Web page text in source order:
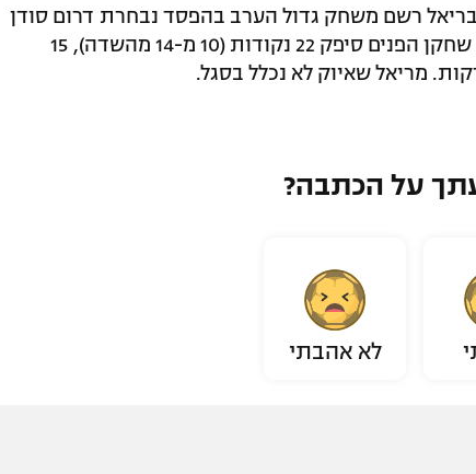
גבריאל רשם משחק גדול הערב בהפסד נבחרת דרום סודן
76:69 לקונגו במוקדמות אליפות אפריקה. שחקן הפנים סיפק 22 נקודות (10 מ-14 מהשדה), 15
על הכתבה?
לא אהבתי